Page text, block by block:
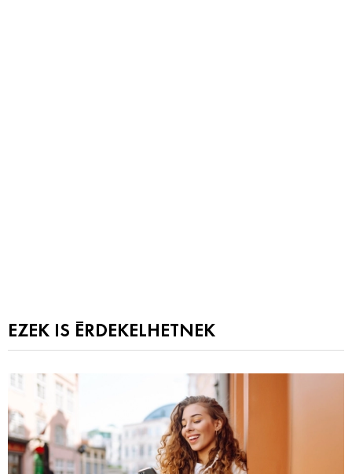
EZEK IS ÉRDEKELHETNEK